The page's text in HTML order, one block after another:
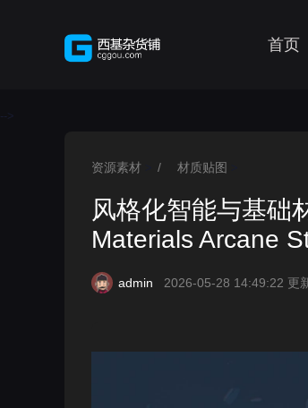
首页
-->
资源素材 / 材质贴图
风格化智能与基础
Materials Arcane
admin 2026-05-28 14:49:22 更